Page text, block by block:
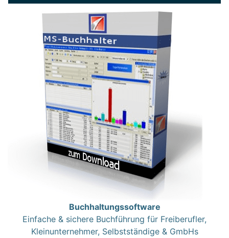
Buchhaltungssoftware
Einfache & sichere Buchführung für Freiberufler,
Kleinunternehmer, Selbstständige & GmbHs